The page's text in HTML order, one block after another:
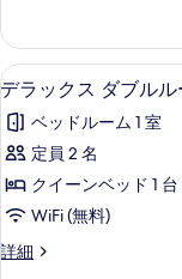
件
ル
ル
ー
ム
の
す
べ
て
ー
ド
ダ
ル
ル
ム
の
細
デ
ラ
ッ
ク
ス
ブ
10
デラックス ダブルル
ベッドルーム 1 室
定員 2 名
クイーンベッド 1 台
WiFi (無料)
詳細
デ